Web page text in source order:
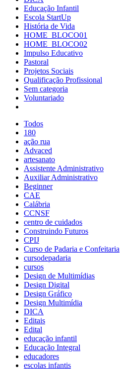
Educação Infantil
Escola StartUp
História de Vida
HOME_BLOCO01
HOME_BLOCO02
Impulso Educativo
Pastoral
Projetos Sociais
Qualificação Profissional
Sem categoria
Voluntariado
Todos
180
ação rua
Advaced
artesanato
Assistente Administrativo
Auxiliar Administrativo
Beginner
CAE
Calábria
CCNSF
centro de cuidados
Construindo Futuros
CPIJ
Curso de Padaria e Confeitaria
cursodepadaria
cursos
Design de Multimídias
Design Digital
Design Gráfico
Design Multimídia
DICA
Editais
Edital
educação infantil
Educação Integral
educadores
escolas infantis